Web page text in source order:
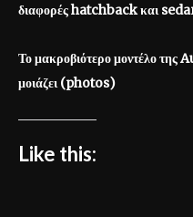
διαφορές hatchback και
Το μακροβιότερο μοντέλο της
μοιάζει (photos)
Like this: